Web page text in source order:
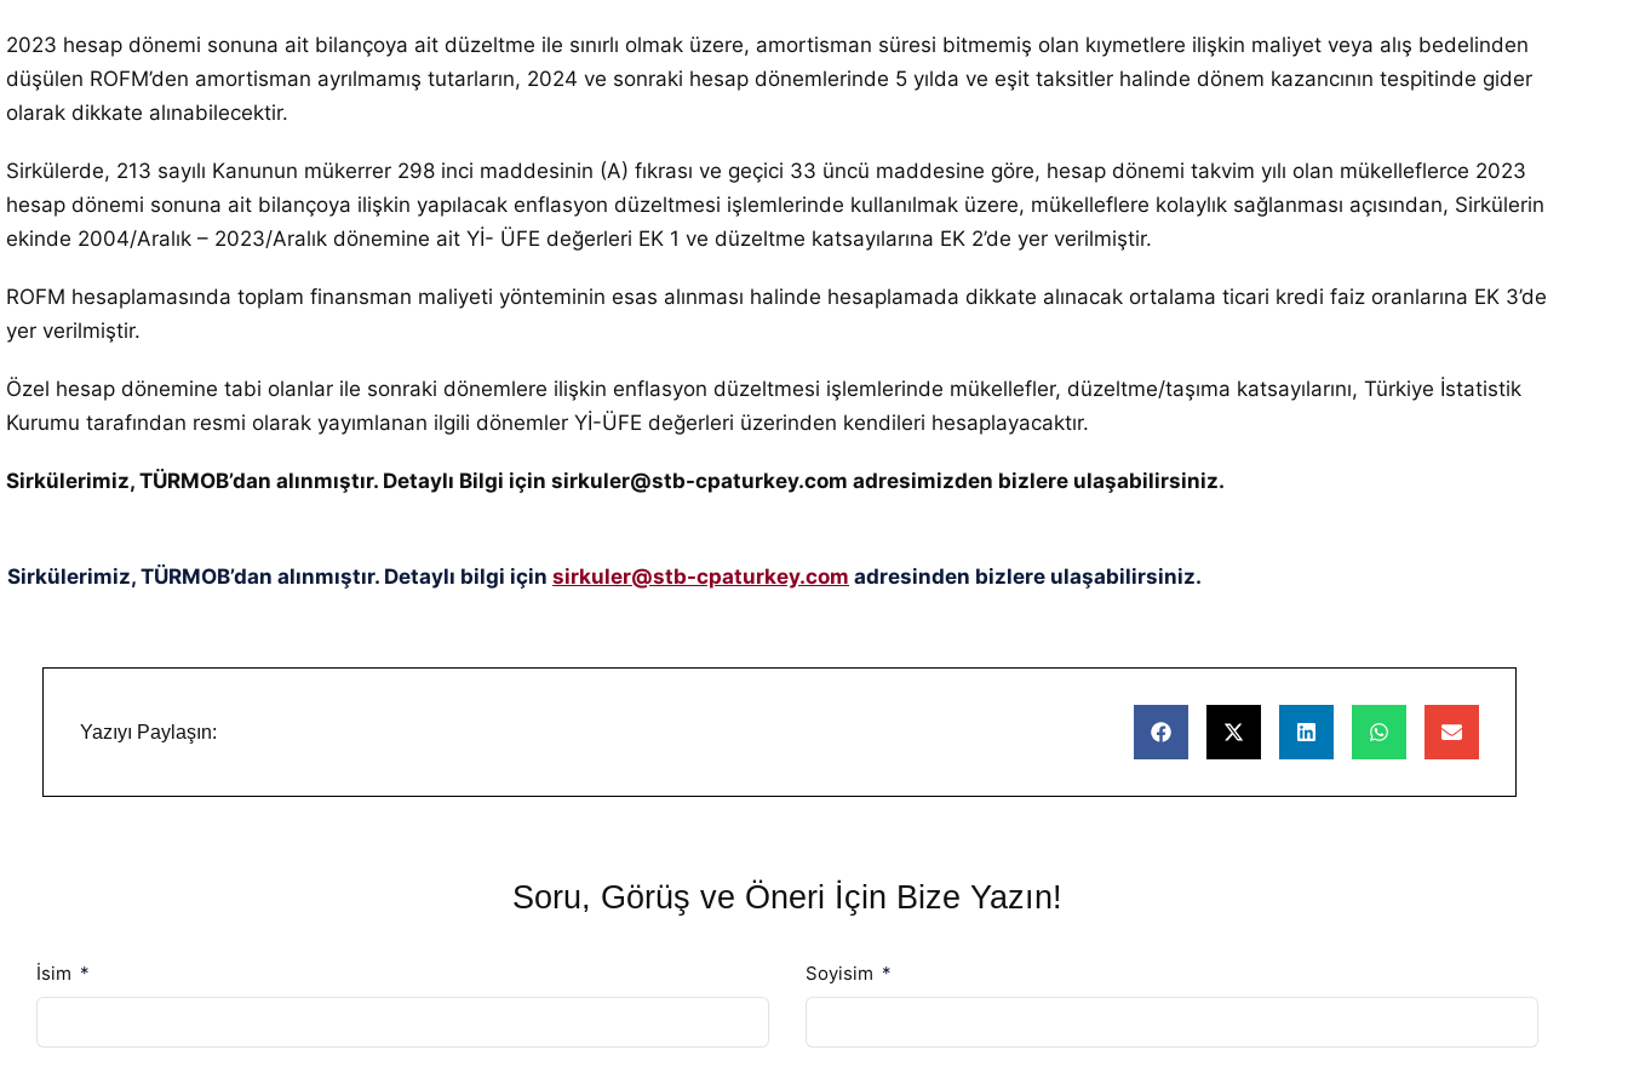
2023 hesap dönemi sonuna ait bilançoya ait düzeltme ile sınırlı olmak üzere, amortisman süresi bitmemiş olan kıymetlere ilişkin maliyet veya alış bedelinden
düşülen ROFM’den amortisman ayrılmamış tutarların, 2024 ve sonraki hesap dönemlerinde 5 yılda ve eşit taksitler halinde dönem kazancının tespitinde gider
olarak dikkate alınabilecektir.
Sirkülerde, 213 sayılı Kanunun mükerrer 298 inci maddesinin (A) fıkrası ve geçici 33 üncü maddesine göre, hesap dönemi takvim yılı olan mükelleflerce 2023
hesap dönemi sonuna ait bilançoya ilişkin yapılacak enflasyon düzeltmesi işlemlerinde kullanılmak üzere, mükelleflere kolaylık sağlanması açısından, Sirkülerin
ekinde 2004/Aralık – 2023/Aralık dönemine ait Yİ- ÜFE değerleri EK 1 ve düzeltme katsayılarına EK 2’de yer verilmiştir.
ROFM hesaplamasında toplam finansman maliyeti yönteminin esas alınması halinde hesaplamada dikkate alınacak ortalama ticari kredi faiz oranlarına EK 3’de
yer verilmiştir.
Özel hesap dönemine tabi olanlar ile sonraki dönemlere ilişkin enflasyon düzeltmesi işlemlerinde mükellefler, düzeltme/taşıma katsayılarını, Türkiye İstatistik
Kurumu tarafından resmi olarak yayımlanan ilgili dönemler Yİ-ÜFE değerleri üzerinden kendileri hesaplayacaktır.
Sirkülerimiz, TÜRMOB’dan alınmıştır. Detaylı Bilgi için sirkuler@stb-cpaturkey.com adresimizden bizlere ulaşabilirsiniz.
Sirkülerimiz, TÜRMOB’dan alınmıştır. Detaylı bilgi için sirkuler@stb-cpaturkey.com adresinden bizlere ulaşabilirsiniz.
Yazıyı Paylaşın:
Soru, Görüş ve Öneri İçin Bize Yazın!
İsim Soyisim